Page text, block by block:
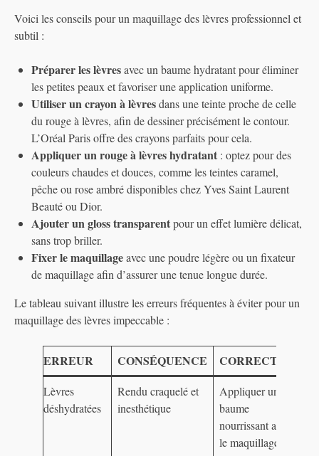
Voici les conseils pour un maquillage des lèvres professionnel et
subtil :
Préparer les lèvresavec un baume hydratant pour éliminer
les petites peaux et favoriser une application uniforme.
Utiliser un crayon à lèvresdans une teinte proche de celle
du rouge à lèvres, afin de dessiner précisément le contour.
L’Oréal Paris offre des crayons parfaits pour cela.
Appliquer un rouge à lèvres hydratant : optez pour des
couleurs chaudes et douces, comme les teintes caramel,
pêche ou rose ambré disponibles chez Yves Saint Laurent
Beauté ou Dior.
Ajouter un gloss transparentpour un effet lumière délicat,
sans trop briller.
Fixer le maquillageavec une poudre légère ou un fixateur
de maquillage afin d’assurer une tenue longue durée.
Le tableau suivant illustre les erreurs fréquentes à éviter pour un
maquillage des lèvres impeccable :
ERREUR CONSÉQUENCE CORRECTION
Lèvres
déshydratées
Rendu craquelé et
inesthétique
Appliquer un
baume
nourrissant avant
le maquillage